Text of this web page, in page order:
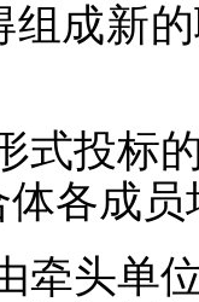
组成新
式投标
各成
牵头单